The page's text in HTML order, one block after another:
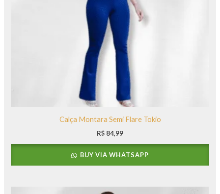
Calça Montara Semi Flare Tokio
R$ 84,99
BUY VIA WHATSAPP